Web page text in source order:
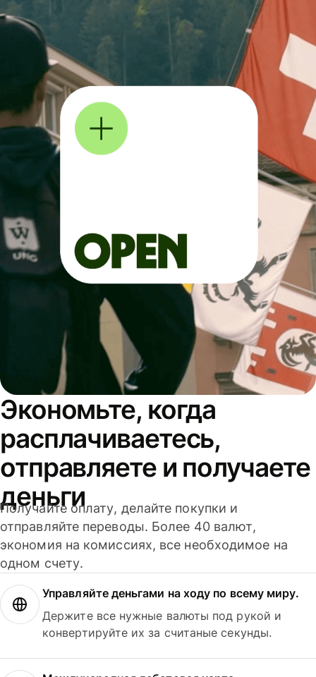
Экономьте, когда
расплачиваетесь,
отправляете и получаете
деньги
Получайте оплату, делайте покупки и
отправляйте переводы. Более 40 валют,
экономия на комиссиях, все необходимое на
одном счету.
Управляйте деньгами на ходу по всему миру.
Держите все нужные валюты под рукой и
конвертируйте их за считаные секунды.